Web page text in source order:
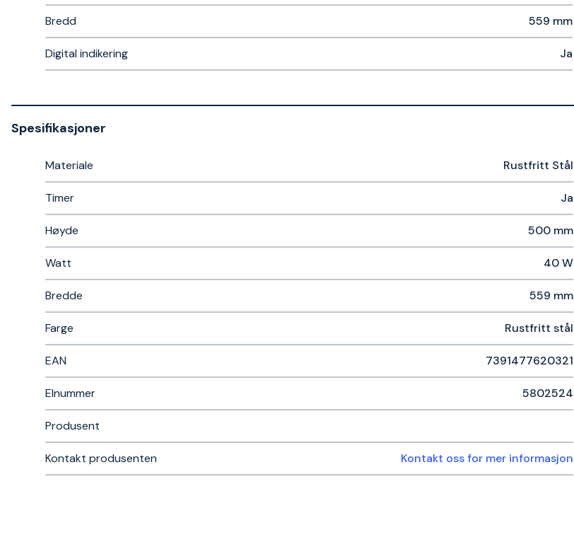
Bredd 559 mm
Digital indikering Ja
Spesifikasjoner
Materiale Rustfritt Stål
Timer Ja
Høyde 500 mm
Watt 40 W
Bredde 559 mm
Farge Rustfritt stål
EAN 7391477620321
Elnummer 5802524
Produsent
Kontakt produsenten Kontakt oss for mer informasjon